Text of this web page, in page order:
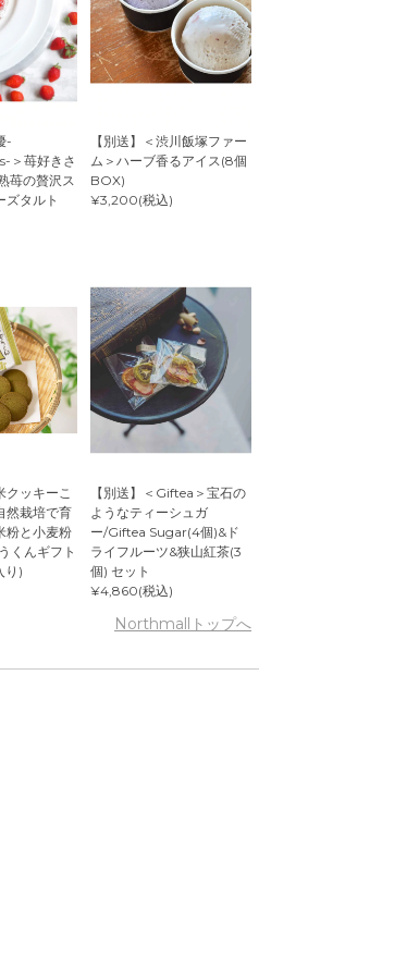
-
＞苺好きさ
苺の贅沢ス
ズタルト
【別送】＜渋川飯塚ファー
ム＞ハーブ香るアイス(8個
BOX)
¥3,200(税込)
クッキーこ
然栽培で育
粉と小麦粉
くんギフト
り)
【別送】＜Giftea＞宝石の
ようなティーシュガ
ー/Giftea Sugar(4個)&ド
ライフルーツ&狭山紅茶(3
個) セット
¥4,860(税込)
Northmallトップへ